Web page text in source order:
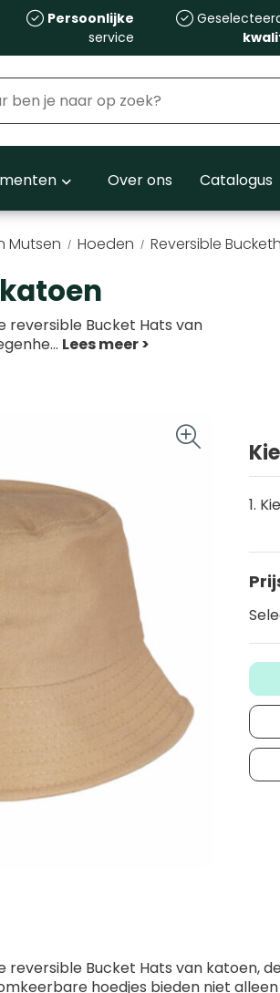
Persoonlijke
service
Over ons Catalogus
Mutsen Hoeden Reversible
reversible Bucket Hats van
...
1.
reversible Bucket Hats van katoen,
hoedjes bieden niet